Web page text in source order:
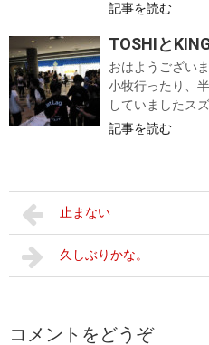
記事を読む
TOSHIと
おはようござい
小牧行ったり、
していましたス
記事を読む
止まない
久しぶりかな。
コメントをどうぞ